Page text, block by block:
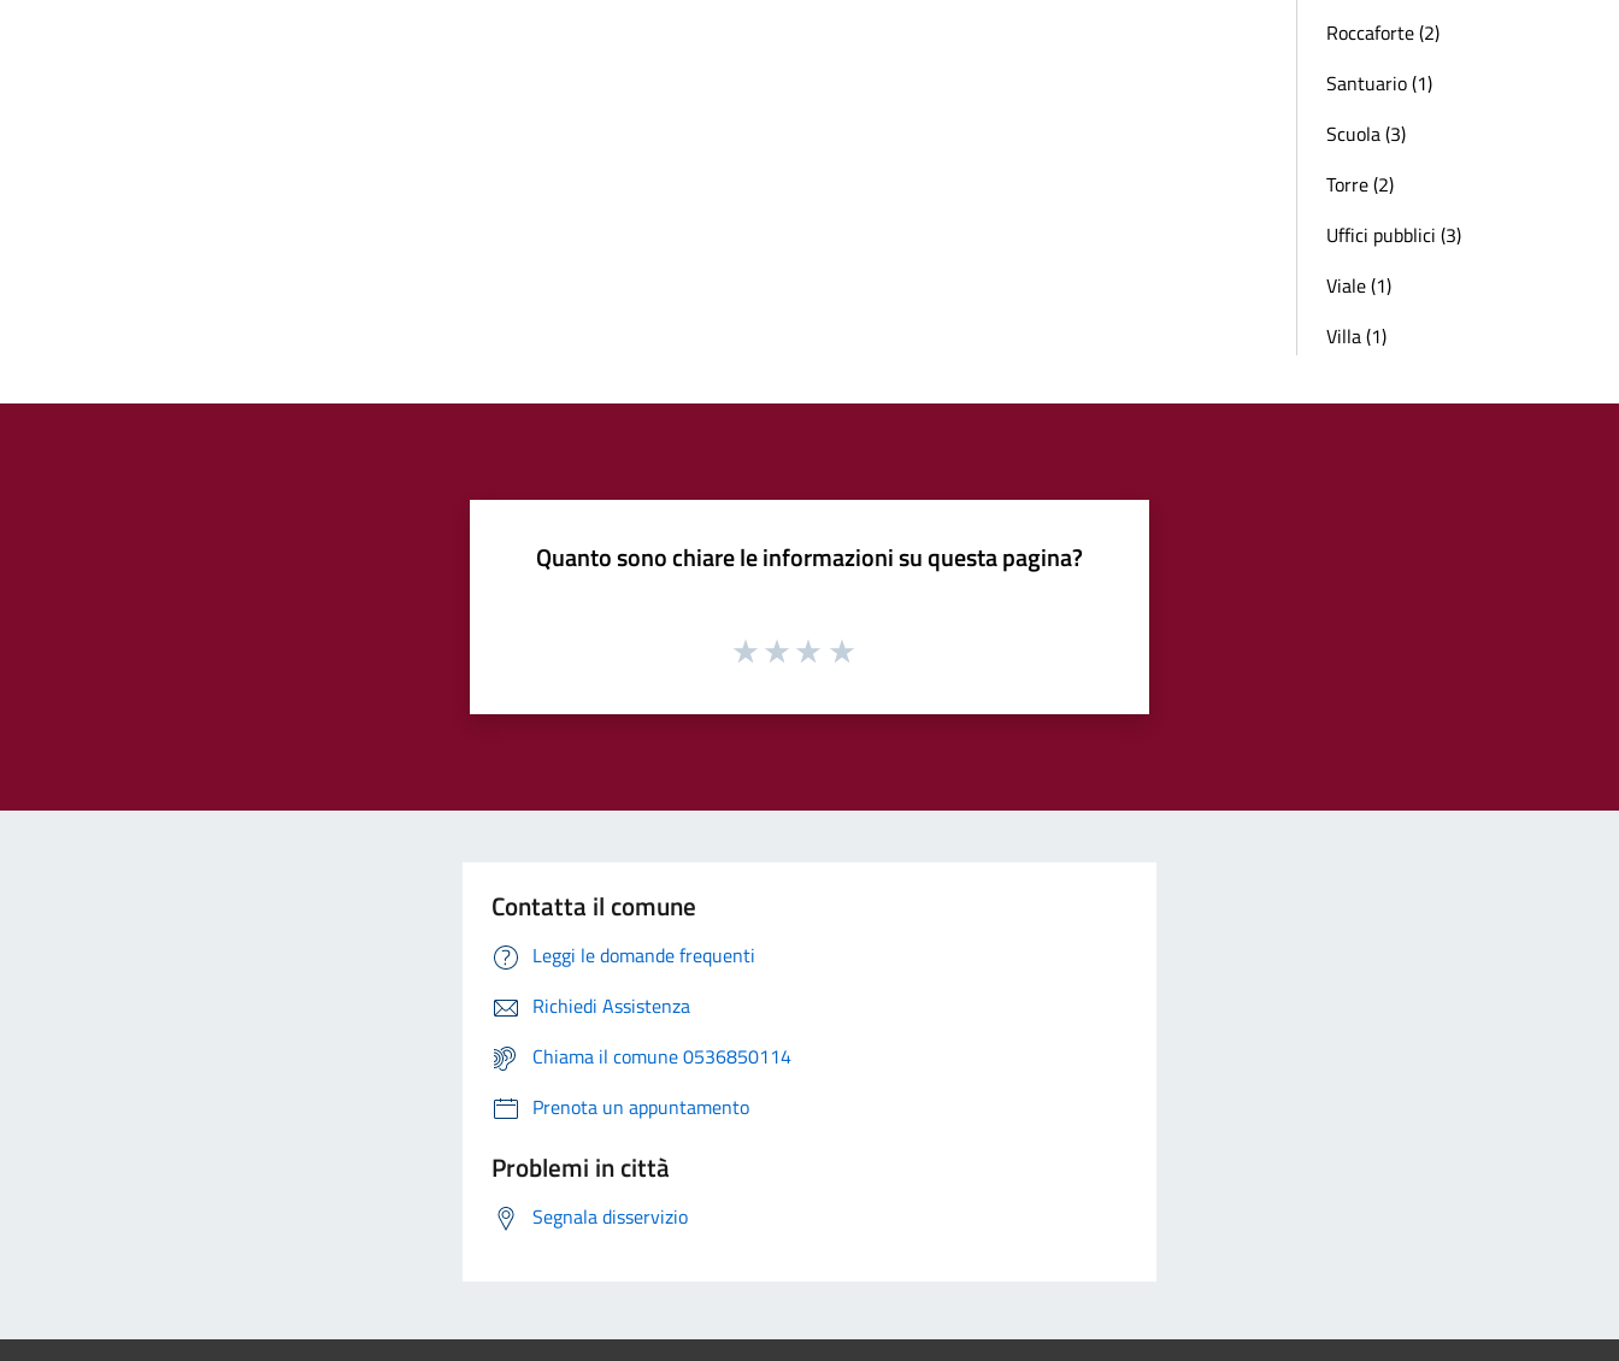
Roccaforte (2)
Santuario (1)
Scuola (3)
Torre (2)
Uffici pubblici (3)
Viale (1)
Villa (1)
Quanto sono chiare le informazioni su questa pagina?
Contatta il comune
Leggi le domande frequenti
Richiedi Assistenza
Chiama il comune 0536850114
Prenota un appuntamento
Problemi in città
Segnala disservizio